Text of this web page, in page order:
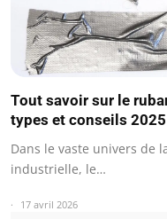
Tout savoir sur le
types et conseils 2025
Dans le vaste univers de
industrielle, le…
17 avril 2026